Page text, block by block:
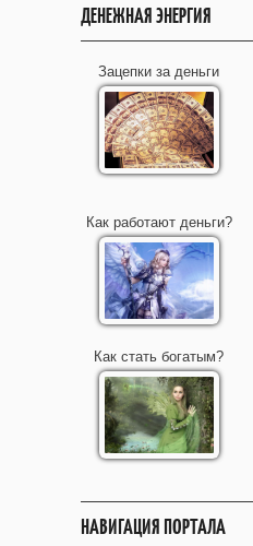
ДЕНЕЖНАЯ ЭНЕРГИЯ
Зацепки за деньги
Как работают деньги?
Как стать богатым?
НАВИГАЦИЯ ПОРТАЛА